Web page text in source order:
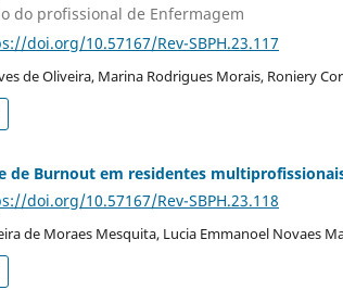
do profissional de Enfermagem
doi.org/10.57167/Rev-SBPH.23.117
de Oliveira, Marina Rodrigues Morais, Roniery
de Burnout em residentes
doi.org/10.57167/Rev-SBPH.23.118
de Moraes Mesquita, Lucia Emmanoel Novaes